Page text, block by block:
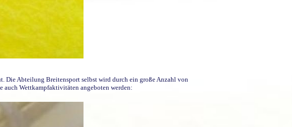
Abteilung Breitensport selbst wird durch ein große Anzahl von
auch Wettkampfaktivitäten angeboten werden: